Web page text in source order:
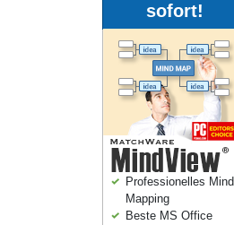
sofort!
Professionelles Mind
Mapping
Beste MS Office